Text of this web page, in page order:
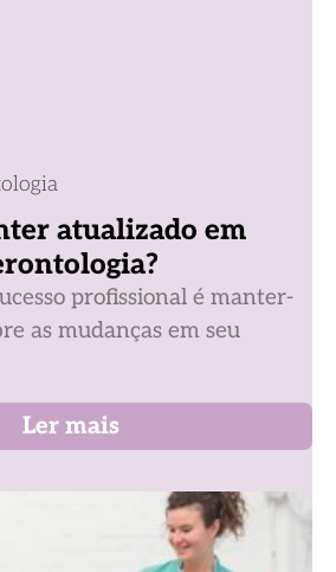
atualizado em
profissional é manter-
as mudanças em seu
Ler mais